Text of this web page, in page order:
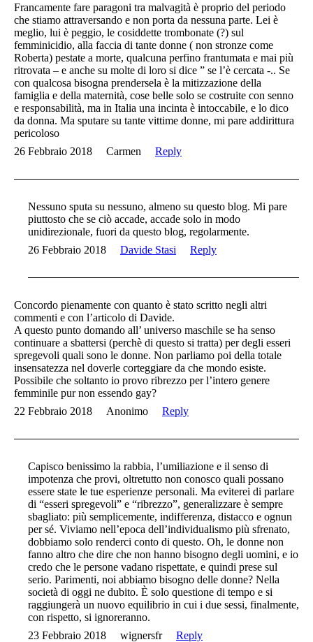
Francamente fare paragoni tra malvagità è proprio del periodo
che stiamo attraversando e non porta da nessuna parte. Lei è
meglio, lui è peggio, le cosiddette trombonate (?) sul
femminicidio, alla faccia di tante donne ( non stronze come
Roberta) pestate a morte, qualcuna perfino frantumata e mai più
ritrovata – e anche su molte di loro si dice ” se l’è cercata -.. Se
con qualcosa bisogna prendersela è la mitizzazione della
famiglia e della maternità, cose belle solo se costruite con senno
e responsabilità, ma in Italia una incinta è intoccabile, e lo dico
da donna. Ma sputare su tante vittime donne, mi pare addirittura
pericoloso
26 Febbraio 2018
Carmen Reply
Nessuno sputa su nessuno, almeno su questo blog. Mi pare
piuttosto che se ciò accade, accade solo in modo
unidirezionale, fuori da questo blog, regolarmente.
26 Febbraio 2018
Davide Stasi Reply
Concordo pienamente con quanto è stato scritto negli altri
commenti e con l’articolo di Davide.
A questo punto domando all’ universo maschile se ha senso
continuare a sbattersi (perchè di questo si tratta) per degli esseri
spregevoli quali sono le donne. Non parliamo poi della totale
insensatezza nel doverle corteggiare da che mondo esiste.
Possibile che soltanto io provo ribrezzo per l’intero genere
femminile pur non essendo gay?
22 Febbraio 2018
Anonimo Reply
Capisco benissimo la rabbia, l’umiliazione e il senso di
impotenza che provi, oltretutto non conosco quali possano
essere state le tue esperienze personali. Ma eviterei di parlare
di “esseri spregevoli” e “ribrezzo”, generalizzare è sempre
sbagliato: più semplicemente, indifferenza, distacco e ognun
per sé. Viviamo nell’epoca dell’individualismo più sfrenato,
dobbiamo solo renderci conto di questo. Oh, le donne non
fanno altro che dire che non hanno bisogno degli uomini, e io
credo che le persone vadano rispettate, e quindi prese sul
serio. Parimenti, noi abbiamo bisogno delle donne? Nella
società di oggi ne dubito. È solo questione di tempo e si
raggiungerà un nuovo equilibrio in cui i due sessi, finalmente,
con rispetto, si ignoreranno.
23 Febbraio 2018
wignersfr Reply